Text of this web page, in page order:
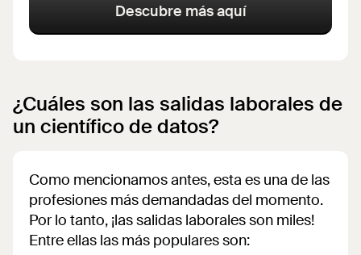
Descubre más aquí
¿Cuáles son las salidas laborales de
un científico de datos?
Como mencionamos antes, esta es una de las
profesiones más demandadas del momento.
Por lo tanto, ¡las salidas laborales son miles!
Entre ellas las más populares son: